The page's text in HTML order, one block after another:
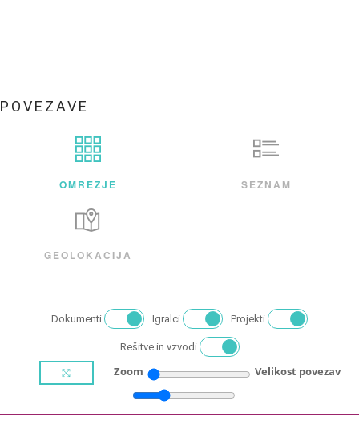
POVEZAVE
OMREŽJE SEZNAM
GEOLOKACIJA
Dokumenti Igralci Projekti
Rešitve in vzvodi
Zoom Velikost povezav